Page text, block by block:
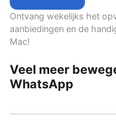
Ontvang wekelijks het
aanbiedingen en de
Mac!
Veel meer
WhatsApp